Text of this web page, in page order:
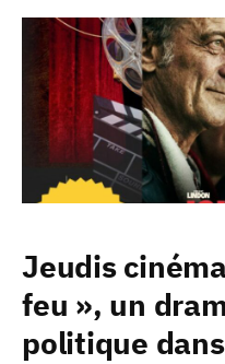
Jeudis
feu », un
politique